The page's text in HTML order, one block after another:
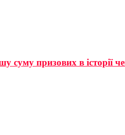
суму призових в історії